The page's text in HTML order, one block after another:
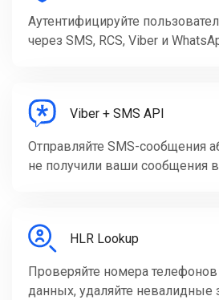
Аутентифицируйте
через SMS, RCS, Viber и
Viber + SMS API
Отправляйте SMS-сообщения
не получили ваши сообщения в
HLR Lookup
Проверяйте номера
данных, удаляйте невалидные